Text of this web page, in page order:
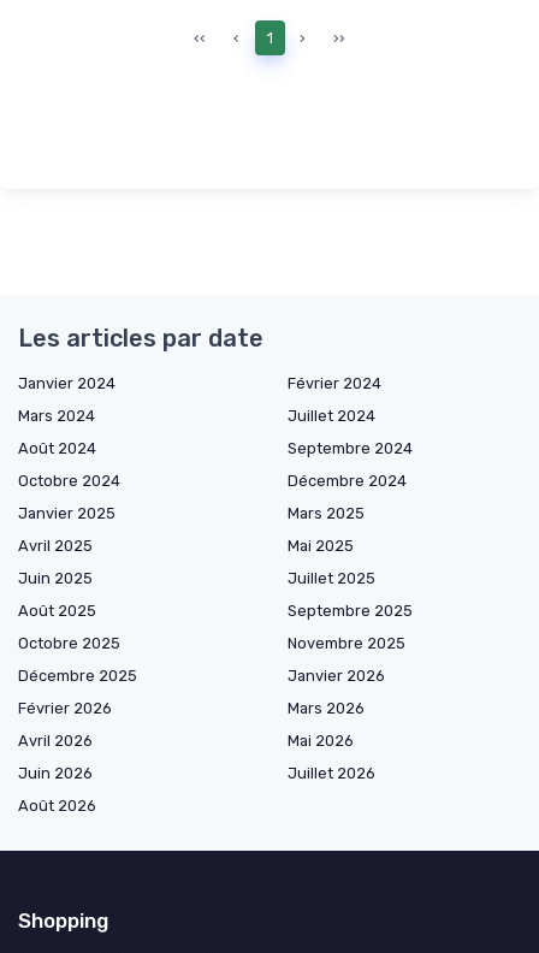
‹‹ ‹ 1 › ››
Les articles par date
Janvier 2024
Février 2024
Mars 2024
Juillet 2024
Août 2024
Septembre 2024
Octobre 2024
Décembre 2024
Janvier 2025
Mars 2025
Avril 2025
Mai 2025
Juin 2025
Juillet 2025
Août 2025
Septembre 2025
Octobre 2025
Novembre 2025
Décembre 2025
Janvier 2026
Février 2026
Mars 2026
Avril 2026
Mai 2026
Juin 2026
Juillet 2026
Août 2026
Shopping